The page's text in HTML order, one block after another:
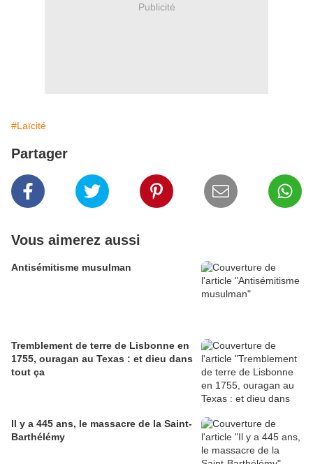
Publicité
#Laïcité
Partager
Vous aimerez aussi
Antisémitisme musulman
Tremblement de terre de Lisbonne en
1755, ouragan au Texas : et dieu dans
tout ça
Il y a 445 ans, le massacre de la Saint-
Barthélémy